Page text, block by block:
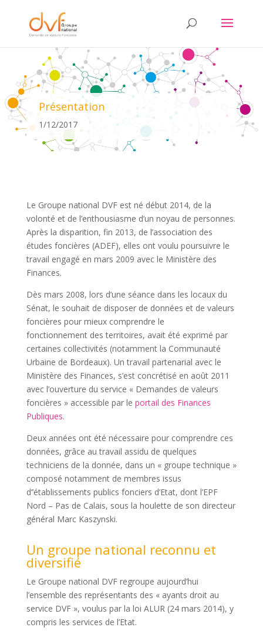
Présentation
1/12/2017
Le Groupe national DVF est né début 2014, de la
volonté et de l’enthousiasme d’un noyau de personnes.
Après la disparition, fin 2013, de l’association des
études foncières (ADEF), elles ont voulu poursuivre le
travail engagé en mars 2009 avec le Ministère des
Finances.
Dès mars 2008, lors d’une séance dans les locaux du
Sénat, le souhait de disposer de données et de valeurs
foncières pour mieux comprendre le
fonctionnement des territoires, avait été exprimé par
certaines collectivités (notamment la Communauté
Urbaine de Bordeaux). Un travail partenarial avec le
Ministère des Finances, s’est concrétisé en août 2011
avec l’ouverture du service « Demandes de valeurs
foncières » accessible par le portail des Finances
Publiques.
Deux années ont été nécessaire pour comprendre ces
données, grâce au travail assidu de quelques
techniciens de la donnée, dans un « groupe technique »
composé notamment de membres issus
d’’établissements publics fonciers d’Etat, dont l’EPF
Nord – Pas de Calais, sous la houlette de son directeur
général Marc Kaszynski.
Un groupe national reconnu et
diversifié
Le Groupe national DVF regroupe aujourd’hui
l’ensemble des représentants des « ayants droit au
service DVF », voulus par la loi ALUR (24 mars 2014), y
compris les services de l’Etat.